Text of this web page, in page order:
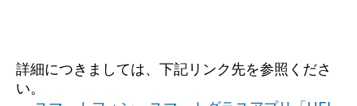
詳細につきましては、下記リンク先を参照くださ
い。